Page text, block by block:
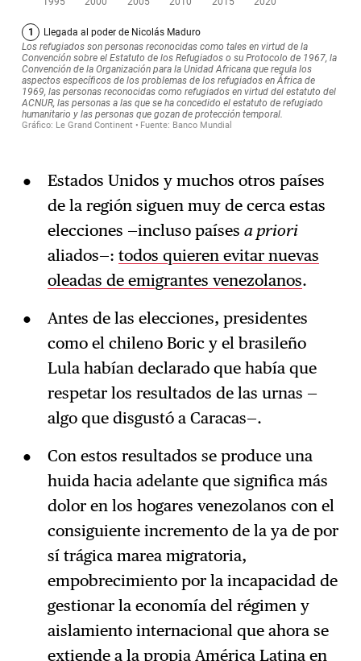
Estados Unidos y muchos otros países
de la región siguen muy de cerca estas
elecciones —incluso países a priori
aliados—: todos quieren evitar nuevas
oleadas de emigrantes venezolanos.
Antes de las elecciones, presidentes
como el chileno Boric y el brasileño
Lula habían declarado que había que
respetar los resultados de las urnas —
algo que disgustó a Caracas—.
Con estos resultados se produce una
huida hacia adelante que significa más
dolor en los hogares venezolanos con el
consiguiente incremento de la ya de por
sí trágica marea migratoria,
empobrecimiento por la incapacidad de
gestionar la economía del régimen y
aislamiento internacional que ahora se
extiende a la propia América Latina en